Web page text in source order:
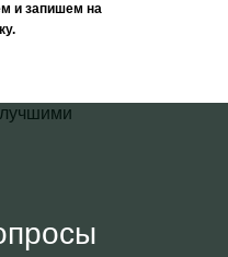
и запишем на